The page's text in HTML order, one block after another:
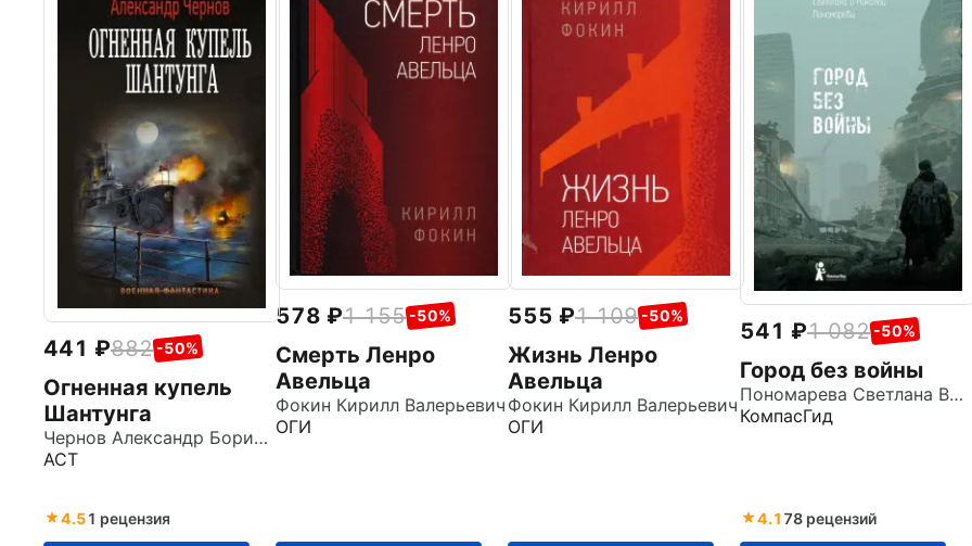
441 882 -50%
Огненная купель
Шантунга
Чернов Александр Борисович
АСТ
4.51 рецензия
578 1 155 -50%
Смерть Ленро
Авельца
Фокин Кирилл Валерьевич
ОГИ
555 1 109 -50%
Жизнь Ленро
Авельца
Фокин Кирилл Валерьевич
ОГИ
541 1 082 -50%
Город без войны
Пономарева Светлана Витальевна
КомпасГид
4.1 78 рецензий